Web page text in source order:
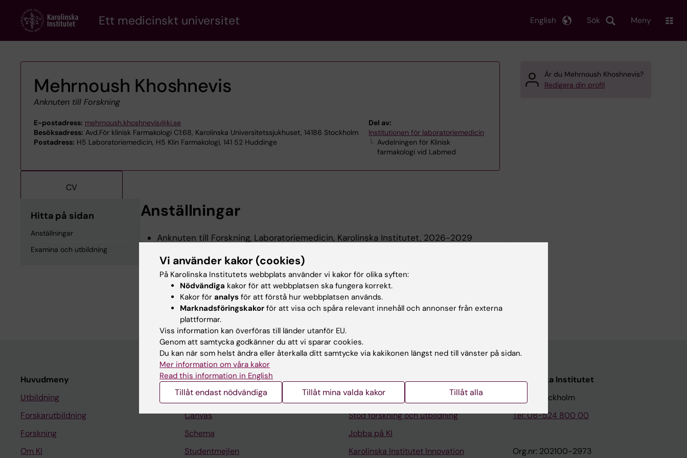
content
Ett medicinskt universitet Sök
English Meny
Mehrnoush Khoshnevis
Anknuten till Forskning
E-postadress: mehrnoush.khoshnevis@ki.se
Besöksadress: Avd.För klinisk Farmakologi C1:68, Karolinska Universitetssjukhuset, 14186 Stockholm
Postadress: H5 Laboratoriemedicin, H5 Klin Farmakologi, 141 52 Huddinge
Del av:
Institutionen för laboratoriemedicin
Avdelningen för Klinisk
farmakologi vid Labmed
CV
Hitta på sidan
Anställningar
Examina och utbildning
Anställningar
Anknuten till Forskning, Laboratoriemedicin, Karolinska Institutet, 2026-2029
Examina och utbildning
Medicine Magisterexamen, Karolinska Institutet, 2015
Är du Mehrnoush Khoshnevis?
Redigera din profil
Huvudmeny
Utbildning
Forskarutbildning
Forskning
Om KI
Student
Ladok
Canvas
Schema
Studentmejlen
Kontakta och besök KI
Universitetsbiblioteket
Stöd forskning och utbildning
Jobba på KI
Karolinska Institutet Innovation
Karolinska Institutet
171 77 Stockholm
Tel: 08-524 800 00
Org.nr: 202100-2973
Vi använder kakor (cookies)
På Karolinska Institutets webbplats använder vi kakor för olika syften:
Nödvändiga kakor för att webbplatsen ska fungera korrekt.
Kakor för analys för att förstå hur webbplatsen används.
Marknadsföringskakor för att visa och spåra relevant innehåll och annonser från externa
plattformar.
Viss information kan överföras till länder utanför EU.
Genom att samtycka godkänner du att vi sparar cookies.
Du kan när som helst ändra eller återkalla ditt samtycke via kakikonen längst ned till vänster på sidan.
Mer information om våra kakor
Read this information in English
Tillåt endast nödvändiga Tillåt mina valda kakor Tillåt alla